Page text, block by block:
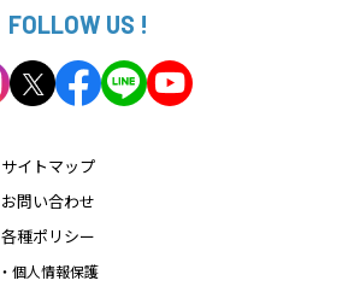
FOLLOW US !
サイトマップ
お問い合わせ
各種ポリシー
・個人情報保護